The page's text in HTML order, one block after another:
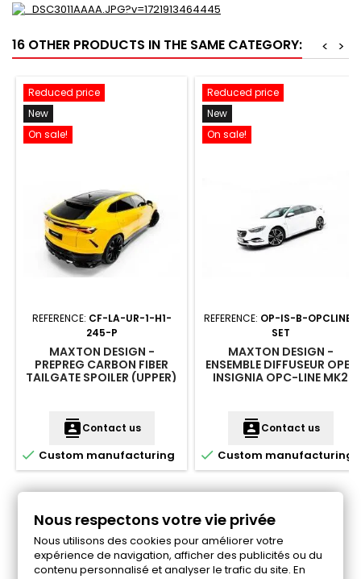
16 OTHER PRODUCTS IN THE SAME CATEGORY: >
<
Reduced price
New
On sale!
REFERENCE: CF-LA-UR-1-H1-
245-P
MAXTON DESIGN -
PREPREG CARBON FIBER
TAILGATE SPOILER (UPPER)
contactsContact us
 Custom manufacturing
Reduced price
New
On sale!
REFERENCE: OP-IS-B-OPCLINE-
SET
MAXTON DESIGN -
ENSEMBLE DIFFUSEUR OPEL
INSIGNIA OPC-LINE MK2
contactsContact us
 Custom manufacturing
Follow us on Facebook
Nous respectons votre vie privée
Nous utilisons des cookies pour améliorer votre
expérience de navigation, afficher des publicités ou du
contenu personnalisé et analyser le trafic du site. En